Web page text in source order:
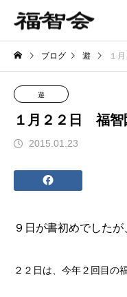
ブログ 遊 １
遊
１月２２日 福智
2015.01.23
９日 が書初めでしたが
２２日は、今年２回目の